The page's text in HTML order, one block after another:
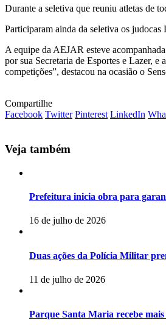
Durante a seletiva que reuniu atletas de
Participaram ainda da seletiva os
A equipe da AEJAR esteve
por sua Secretaria de Esportes e Lazer,
competições”, destacou na ocasião o
Compartilhe
Facebook Twitter Pinterest LinkedIn
Veja também
Prefeitura inicia obra para
16 de julho de 2026
Duas ações da Polícia Militar
11 de julho de 2026
Parque Santa Maria recebe